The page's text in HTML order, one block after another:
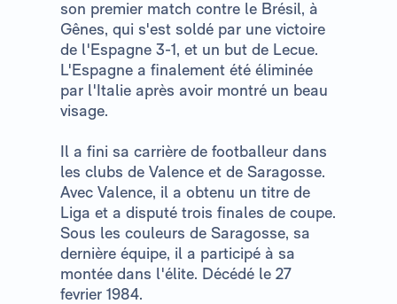
son premier match contre le Brésil, à
Gênes, qui s'est soldé par une victoire
de l'Espagne 3-1, et un but de Lecue.
L'Espagne a finalement été éliminée
par l'Italie après avoir montré un beau
visage.
Il a fini sa carrière de footballeur dans
les clubs de Valence et de Saragosse.
Avec Valence, il a obtenu un titre de
Liga et a disputé trois finales de coupe.
Sous les couleurs de Saragosse, sa
dernière équipe, il a participé à sa
montée dans l'élite. Décédé le 27
fevrier 1984.